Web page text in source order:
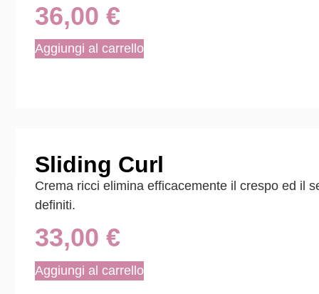
36,00 €
Aggiungi al carrello
Sliding Curl
Crema ricci elimina efficacemente il crespo ed il
definiti.
33,00 €
Aggiungi al carrello